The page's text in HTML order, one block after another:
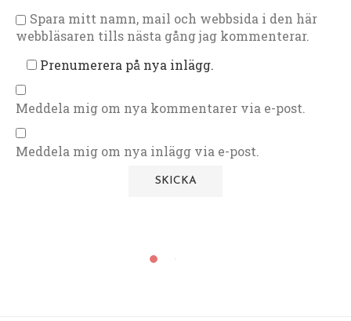
Spara mitt namn, mail och webbsida i den här
webbläsaren tills nästa gång jag kommenterar.
Prenumerera på nya inlägg.
Meddela mig om nya kommentarer via e-post.
Meddela mig om nya inlägg via e-post.